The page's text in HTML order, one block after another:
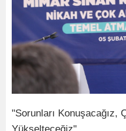
"Sorunları Konuşacağız,